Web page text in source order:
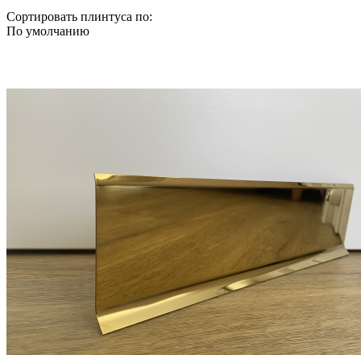
Сортировать плинтуса по:
По умолчанию